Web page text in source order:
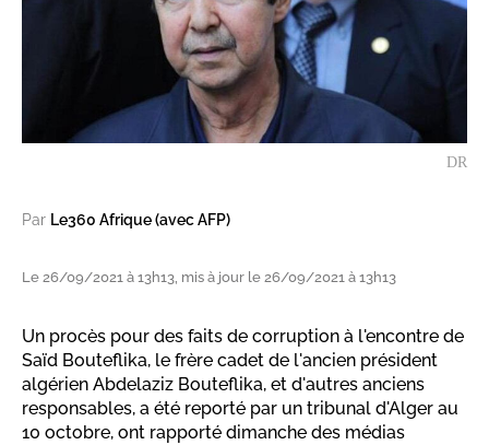
DR
Par Le360 Afrique (avec AFP)
Le 26/09/2021 à 13h13, mis à jour le 26/09/2021 à 13h13
Un procès pour des faits de corruption à l'encontre de
Saïd Bouteflika, le frère cadet de l'ancien président
algérien Abdelaziz Bouteflika, et d'autres anciens
responsables, a été reporté par un tribunal d'Alger au
10 octobre, ont rapporté dimanche des médias